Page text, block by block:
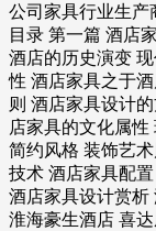
公司家具行业生产
目录 第一篇 酒店
酒店的历史演变
性 酒店家具之于
则 酒店家具设计
店家具的文化属
简约风格 装饰艺
技术 酒店家具配
酒店家具设计赏析
淮海豪生酒店 喜